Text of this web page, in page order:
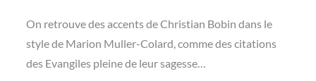
On retrouve des accents de Christian Bobin dans le
style de Marion Muller-Colard, comme des citations
des Evangiles pleine de leur sagesse…